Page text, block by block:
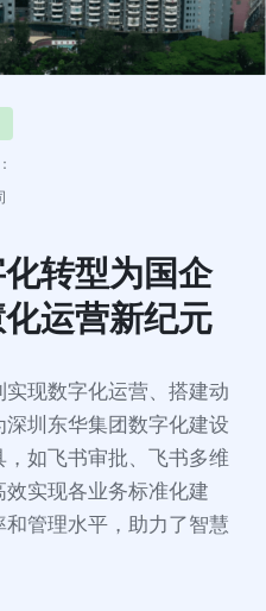
转型为国企
运营新纪元
现数字化运营、搭建动
圳东华集团数字化建设
如飞书审批、飞书多维
实现各业务标准化建
管理水平，助力了智慧